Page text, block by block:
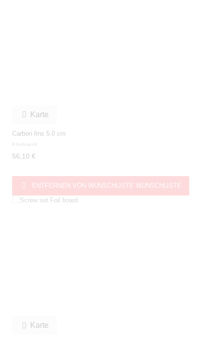
 Karte
Carbon fins 5.0 cm
Kiteboard
56,10 €
 ENTFERNEN VON WUNSCHLISTE WUNSCHLISTE
 Karte